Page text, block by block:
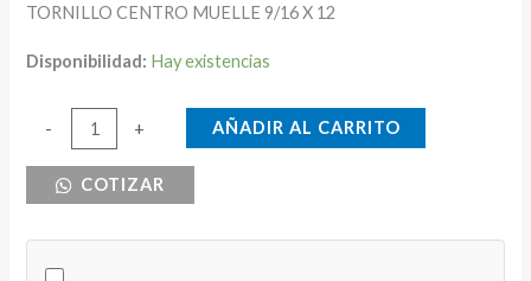
TORNILLO CENTRO MUELLE 9/16 X 12
Disponibilidad: Hay existencias
-
TORNILLO
CENTRO
MUELLE
+ AÑADIR AL CARRITO
COTIZAR